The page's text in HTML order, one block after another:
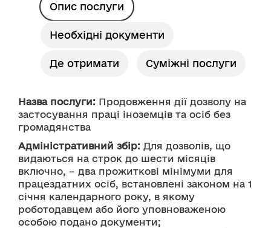
Опис послуги
Необхідні документи
Де отримати Суміжні послуги
Назва послуги: Продовження дії дозволу на
застосування праці іноземців та осіб без
громадянства
Адміністративний збір: Для дозволів, що
видаються на строк до шести місяців
включно, – два прожиткові мінімуми для
працездатних осіб, встановлені законом на 1
січня календарного року, в якому
роботодавцем або його уповноваженою
особою подано документи;